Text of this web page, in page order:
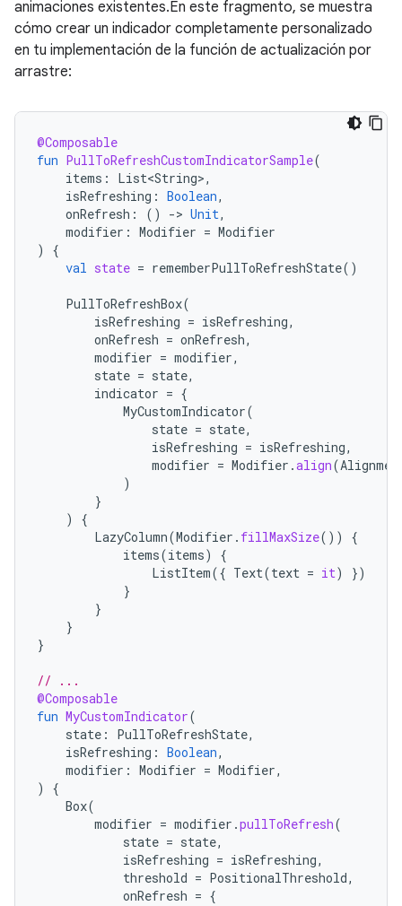
animaciones existentes.En este fragmento, se muestra
cómo crear un indicador completamente personalizado
en tu implementación de la función de actualización por
arrastre:
@Composable
fun PullToRefreshCustomIndicatorSample(
items : List<String>,
isRefreshing : Boolean,
onRefresh : () -> Unit,
modifier : Modifier = Modifier
)
{
val state = rememberPullToRefreshState()
PullToRefreshBox(
isRefreshing = isRefreshing,
onRefresh = onRefresh,
modifier = modifier,
state = state,
indicator = {
MyCustomIndicator(
state = state,
isRefreshing = isRefreshing,
modifier = Modifier .align(
)
}
)
{
LazyColumn(Modifier . fillMaxSize())
{
items(items)
{
ListItem({ Text(text = it)
})
}
}
}
}
// ...
@Composable
fun MyCustomIndicator(
state : PullToRefreshState,
isRefreshing : Boolean,
modifier : Modifier = Modifier,
)
{
Box(
modifier = modifier .pullToRefresh(
state = state,
isRefreshing = isRefreshing,
threshold = PositionalThreshold,
onRefresh = {